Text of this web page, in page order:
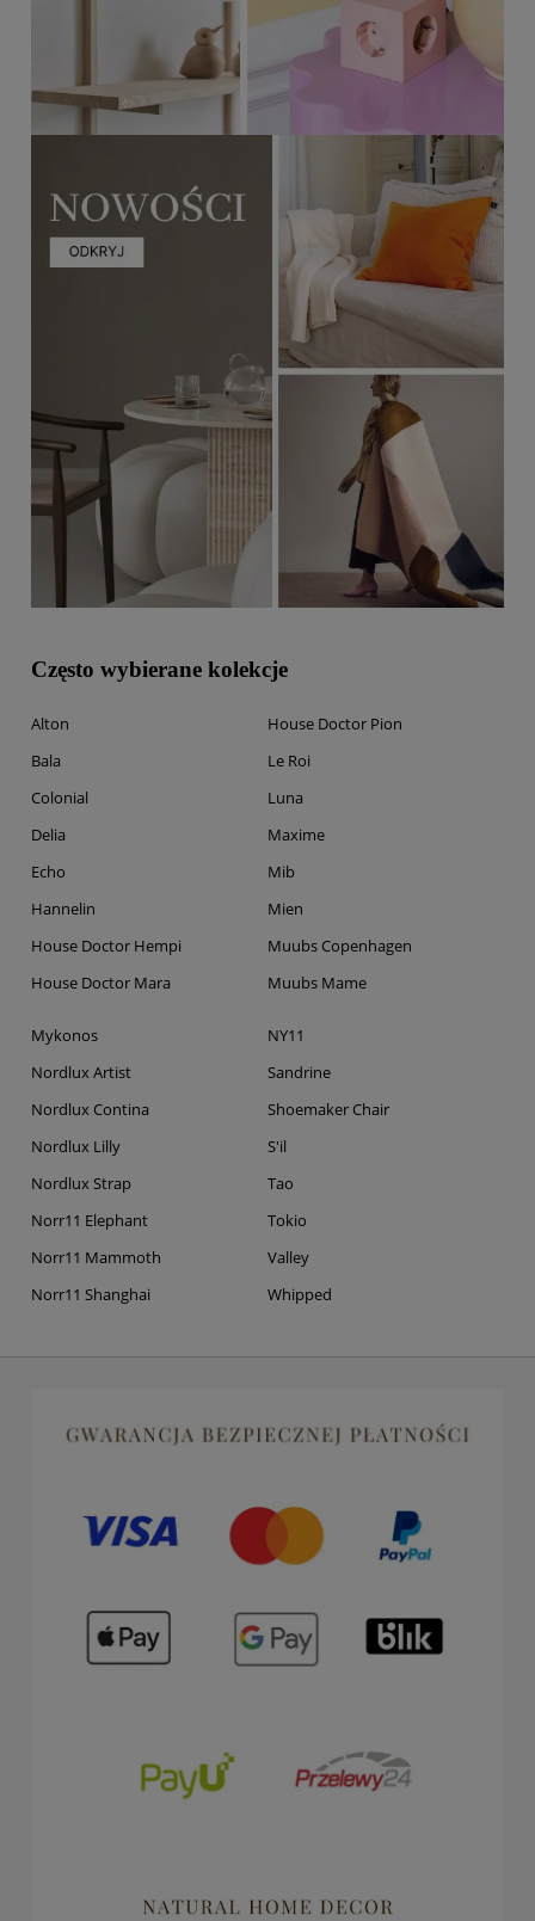
Często wybierane kolekcje
Alton
Bala
Colonial
Delia
Echo
Hannelin
House Doctor Hempi
House Doctor Mara
House Doctor Pion
Le Roi
Luna
Maxime
Mib
Mien
Muubs Copenhagen
Muubs Mame
Mykonos
Nordlux Artist
Nordlux Contina
Nordlux Lilly
Nordlux Strap
Norr11 Elephant
Norr11 Mammoth
Norr11 Shanghai
NY11
Sandrine
Shoemaker Chair
S'il
Tao
Tokio
Valley
Whipped